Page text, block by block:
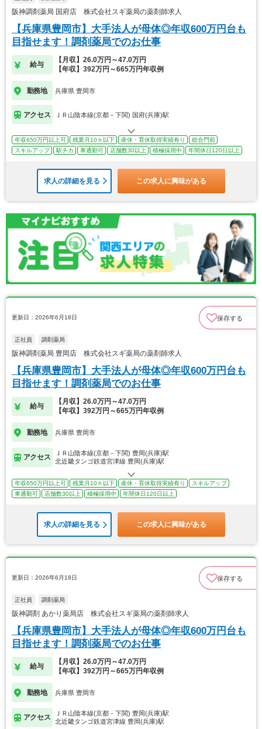
阪神調剤薬局 国府店 株式会社スギ薬局の薬剤師求人
【兵庫県豊岡市】大手法人が母体◎年収600万円台も
目指せます！調剤薬局でのお仕事
給与
【月収】26.0万円～47.0万円
【年収】392万円～665万円年収例
勤務地 兵庫県 豊岡市
アクセス ＪＲ山陰本線(京都－下関) 国府(兵庫)駅
年収650万円以上可 残業月10ｈ以下 産休・育休取得実績有り
総合門前
スキルアップ
駅チカ 車通勤可 店舗数30以上 積極採用中 年間休日120日以上
求人の詳細を見る この求人に興味がある
更新日：2026年6月18日 保存する
正社員 調剤薬局
阪神調剤薬局 豊岡店 株式会社スギ薬局の薬剤師求人
【兵庫県豊岡市】大手法人が母体◎年収600万円台も
目指せます！調剤薬局でのお仕事
給与
【月収】26.0万円～47.0万円
【年収】392万円～665万円年収例
勤務地 兵庫県 豊岡市
アクセス
ＪＲ山陰本線(京都－下関) 豊岡(兵庫)駅
北近畿タンゴ鉄道宮津線 豊岡(兵庫)駅
年収650万円以上可 残業月10ｈ以下 産休・育休取得実績有り
スキルアップ
車通勤可
店舗数30以上 積極採用中 年間休日120日以上
求人の詳細を見る この求人に興味がある
更新日：2026年6月18日 保存する
正社員 調剤薬局
阪神調剤 あかり薬局店 株式会社スギ薬局の薬剤師求人
【兵庫県豊岡市】大手法人が母体◎年収600万円台も
目指せます！調剤薬局でのお仕事
給与
【月収】26.0万円～47.0万円
【年収】392万円～665万円年収例
勤務地 兵庫県 豊岡市
アクセス
ＪＲ山陰本線(京都－下関) 豊岡(兵庫)駅
北近畿タンゴ鉄道宮津線 豊岡(兵庫)駅